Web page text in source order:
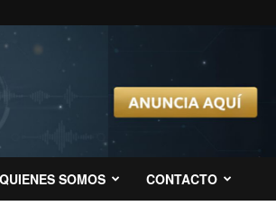
QUIENES SOMOS CONTACTO